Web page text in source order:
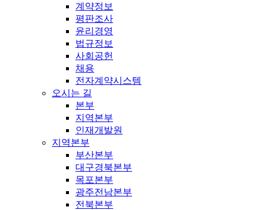
계약정보
평판조사
윤리경영
법규정보
사회공헌
채용
전자계약시스템
오시는 길
본부
지역본부
인재개발원
지역본부
부산본부
대구경북본부
목포본부
광주전남본부
전북본부